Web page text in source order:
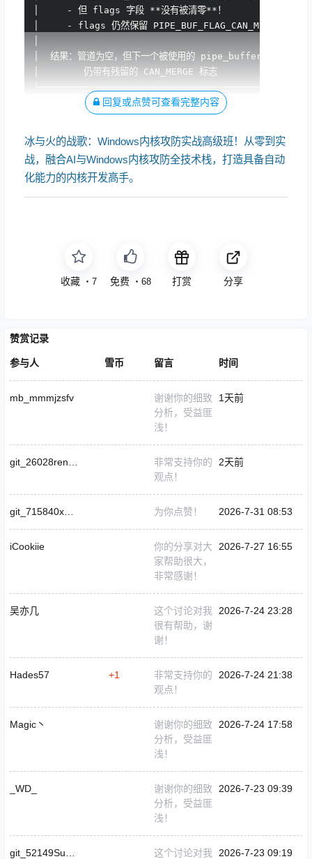
│     - 但 flags 字段 **没有被清零**！
│     - flags 仍然保留 PIPE_BUF_FLAG_CAN_MERGE
│  结果：管道为空，但下一个被使用的 pipe_buffer
│        仍带有残留的 CAN_MERGE 标志
回复或点赞可查看完整内容
冰与火的战歌：Windows内核攻防实战高级班！从零到实
战，融合AI与Windows内核攻防全技术栈，打造具备自动
化能力的内核开发高手。
收藏 ・ 7 免费 ・ 68 打赏 分享
赞赏记录
参与人 雪币 留言 时间
mb_mmmjzsfv
谢谢你的细致
分析，受益匪
浅！
1天前
非常支持你的
观点！
2天前
为你点赞！ 2026-7-31 08:53
iCookiie
你的分享对大
家帮助很大，
非常感谢！
2026-7-27 16:55
吴亦几
这个讨论对我
很有帮助，谢
谢！
2026-7-24 23:28
Hades57 +1
非常支持你的
观点！
2026-7-24 21:38
Magic丶
谢谢你的细致
分析，受益匪
浅！
2026-7-24 17:58
_WD_
谢谢你的细致
分析，受益匪
浅！
2026-7-23 09:39
这个讨论对我
2026-7-23 09:19